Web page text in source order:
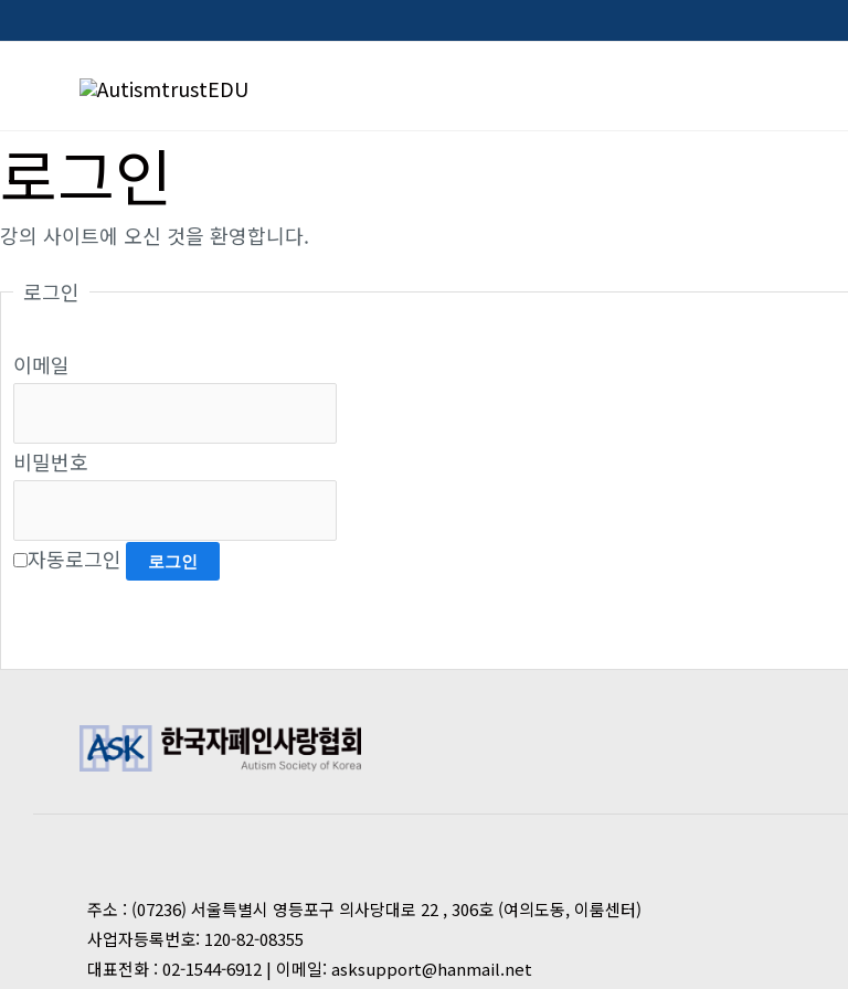
건
너
뛰
로그인
강의 사이트에 오신 것을 환영합니다.
로그인
이메일
비밀번호
자동로그인
주소 : (07236) 서울특별시 영등포구 의사당대로 22 , 306호 (여의도동, 이룸센터)
사업자등록번호: 120-82-08355
대표전화 : 02-1544-6912 | 이메일: asksupport@hanmail.net